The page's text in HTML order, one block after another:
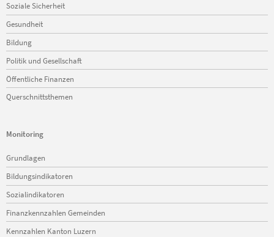
Soziale Sicherheit
Gesundheit
Bildung
Politik und Gesellschaft
Öffentliche Finanzen
Querschnittsthemen
Monitoring
Navigation
überspringen
Grundlagen
Bildungsindikatoren
Sozialindikatoren
Finanzkennzahlen Gemeinden
Kennzahlen Kanton Luzern